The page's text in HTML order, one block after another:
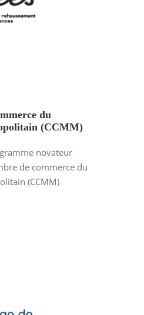
du
(CCMM)
novateur
de commerce du
(CCMM)